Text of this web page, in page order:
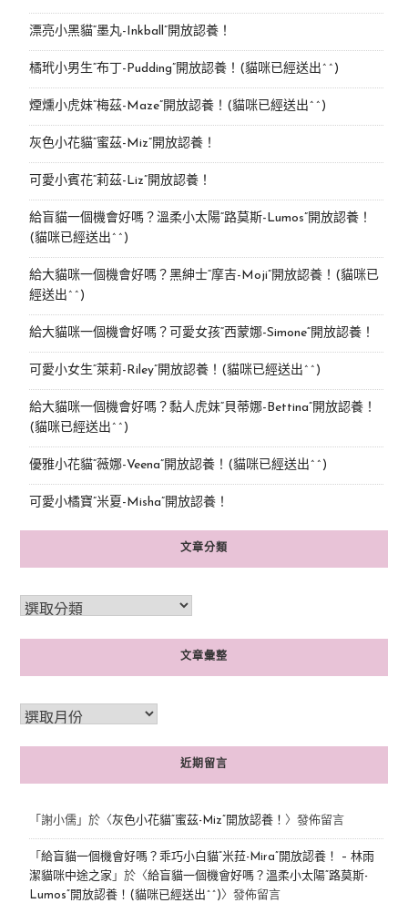
漂亮小黑貓“墨丸-Inkball”開放認養！
橘玳小男生“布丁-Pudding”開放認養！(貓咪已經送出^^)
煙燻小虎妹“梅茲-Maze”開放認養！(貓咪已經送出^^)
灰色小花貓“蜜茲-Miz”開放認養！
可愛小賓花“莉茲-Liz”開放認養！
給盲貓一個機會好嗎？溫柔小太陽“路莫斯-Lumos”開放認養！
(貓咪已經送出^^)
給大貓咪一個機會好嗎？黑紳士“摩吉-Moji”開放認養！(貓咪已
經送出^^)
給大貓咪一個機會好嗎？可愛女孩“西蒙娜-Simone“開放認養！
可愛小女生“萊莉-Riley”開放認養！(貓咪已經送出^^)
給大貓咪一個機會好嗎？黏人虎妹“貝蒂娜-Bettina”開放認養！
(貓咪已經送出^^)
優雅小花貓“薇娜-Veena”開放認養！(貓咪已經送出^^)
可愛小橘寶”米夏-Misha”開放認養！
文章分類
文章彙整
近期留言
「 謝小儒」於〈灰色小花貓“蜜茲-Miz”開放認養！ 〉發佈留言
「 給盲貓一個機會好嗎？乖巧小白貓“米菈-Mira”開放認養！ – 林雨
潔貓咪中途之家 」於〈給盲貓一個機會好嗎？溫柔小太陽“路莫斯-
Lumos”開放認養！(貓咪已經送出^^)〉發佈留言